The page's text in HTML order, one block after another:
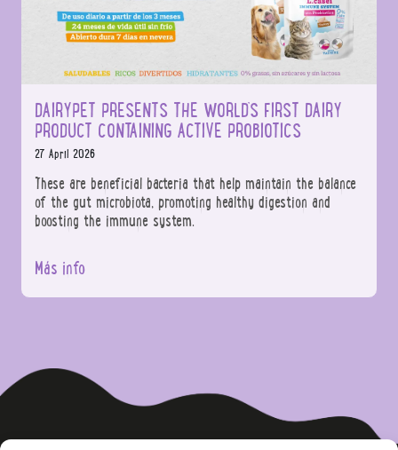
DAIRYPET PRESENTS THE WORLD’S FIRST DAIRY
PRODUCT CONTAINING ACTIVE PROBIOTICS
27 April 2026
These are beneficial bacteria that help maintain the balance
of the gut microbiota, promoting healthy digestion and
boosting the immune system.
Más info